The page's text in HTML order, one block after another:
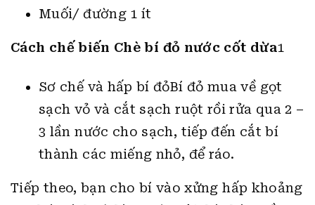
Muối/ đường 1 ít
Cách chế biến Chè bí đỏ nước cốt dừa1
Sơ chế và hấp bí đỏBí đỏ mua về gọt
sạch vỏ và cắt sạch ruột rồi rửa qua 2 –
3 lần nước cho sạch, tiếp đến cắt bí
thành các miếng nhỏ, để ráo.
Tiếp theo, bạn cho bí vào xửng hấp khoảng